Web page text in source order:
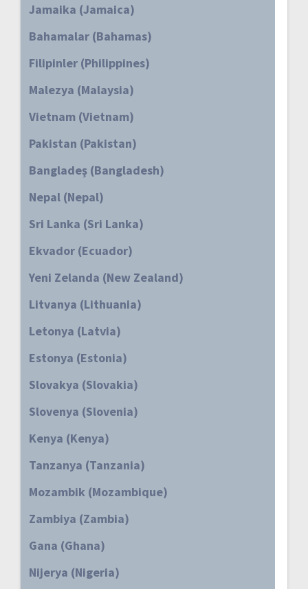
Jamaika (Jamaica)
Bahamalar (Bahamas)
Filipinler (Philippines)
Malezya (Malaysia)
Vietnam (Vietnam)
Pakistan (Pakistan)
Bangladeş (Bangladesh)
Nepal (Nepal)
Sri Lanka (Sri Lanka)
Ekvador (Ecuador)
Yeni Zelanda (New Zealand)
Litvanya (Lithuania)
Letonya (Latvia)
Estonya (Estonia)
Slovakya (Slovakia)
Slovenya (Slovenia)
Kenya (Kenya)
Tanzanya (Tanzania)
Mozambik (Mozambique)
Zambiya (Zambia)
Gana (Ghana)
Nijerya (Nigeria)